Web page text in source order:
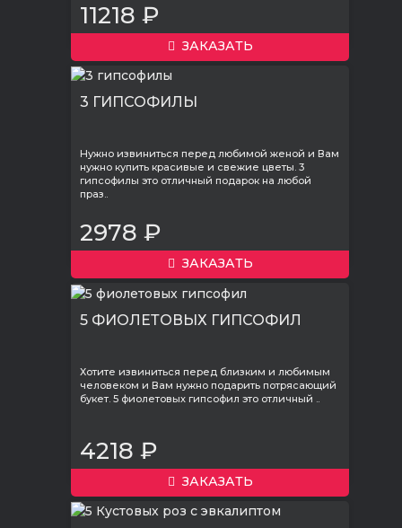
11218 ₽
ЗАКАЗАТЬ
3 ГИПСОФИЛЫ
Нужно извиниться перед любимой женой и Вам
нужно купить красивые и свежие цветы. 3
гипсофилы это отличный подарок на любой
праз..
2978 ₽
ЗАКАЗАТЬ
5 ФИОЛЕТОВЫХ ГИПСОФИЛ
Хотите извиниться перед близким и любимым
человеком и Вам нужно подарить потрясающий
букет. 5 фиолетовых гипсофил это отличный ..
4218 ₽
ЗАКАЗАТЬ